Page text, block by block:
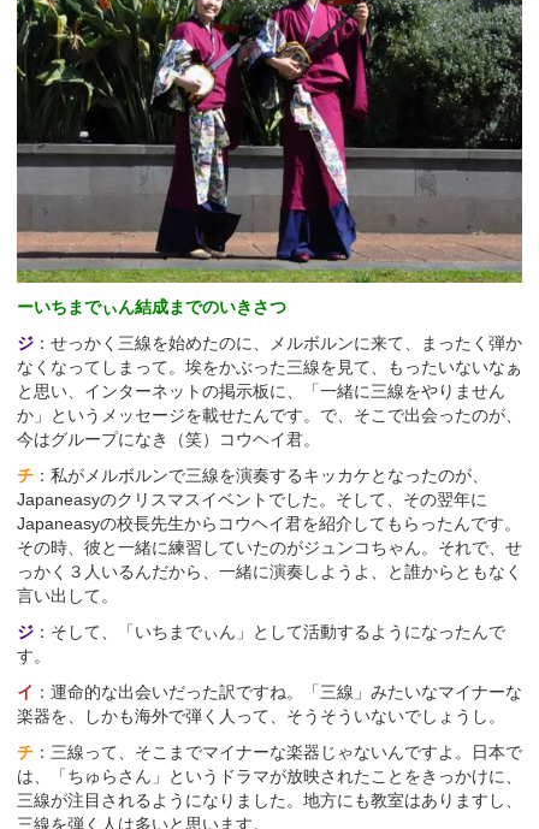
ーいちまでぃん結成までのいきさつ
ジ ：せっかく三線を始めたのに、メルボルンに来て、まったく弾か
なくなってしまって。埃をかぶった三線を見て、もったいないなぁ
と思い、インターネットの掲示板に、「一緒に三線をやりません
か」というメッセージを載せたんです。で、そこで出会ったのが、
今はグループになき（笑）コウヘイ君。
チ ：私がメルボルンで三線を演奏するキッカケとなったのが、
Japaneasyのクリスマスイベントでした。そして、その翌年に
Japaneasyの校長先生からコウヘイ君を紹介してもらったんです。
その時、彼と一緒に練習していたのがジュンコちゃん。それで、せ
っかく３人いるんだから、一緒に演奏しようよ、と誰からともなく
言い出して。
ジ ：そして、「いちまでぃん」として活動するようになったんで
す。
イ ：運命的な出会いだった訳ですね。「三線」みたいなマイナーな
楽器を、しかも海外で弾く人って、そうそういないでしょうし。
チ ：三線って、そこまでマイナーな楽器じゃないんですよ。日本で
は、「ちゅらさん」というドラマが放映されたことをきっかけに、
三線が注目されるようになりました。地方にも教室はありますし、
三線を弾く人は多いと思います。